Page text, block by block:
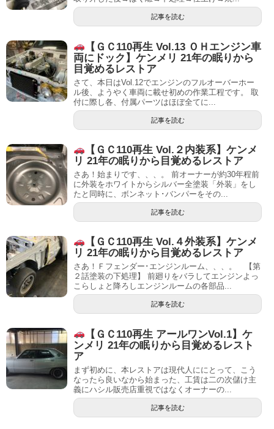
記事を読む
【ＧＣ110再生 Vol.13 ＯＨエンジン車
両にドック】ケンメリ 21年の眠りから
目覚めるレストア
さて、本日はVol.12でエンジンのフルオーバーホー
ル後、ようやく車両に載せ初めの作業工程です。 取
付に際し各、付属パーツはほぼ全てに...
記事を読む
【ＧＣ110再生 Vol.２内装系】ケンメ
リ 21年の眠りから目覚めるレストア
さあ！始まりです、、、。 前オーナーが約30年程前
に外装をホワイトからシルバー全塗装「外装」をし
たと同時に、ボンネット･バンパーをその...
記事を読む
【ＧＣ110再生 Vol.４外装系】ケンメ
リ 21年の眠りから目覚めるレストア
さあ！Ｆフェンダー･エンジンルーム、、、。 【第
２話塗装の下処理】 前廻りをバラしてエンジンよっ
こらしょと降ろしエンジンルームの各部品...
記事を読む
【ＧＣ110再生 アールワンVol.1】ケ
ンメリ 21年の眠りから目覚めるレスト
ア
まず初めに、本レストアは現代人ににとって、こう
なったら良いなから始まった、工賃は二の次儲け主
義にハシル販売店重視ではなくオーナーの...
記事を読む